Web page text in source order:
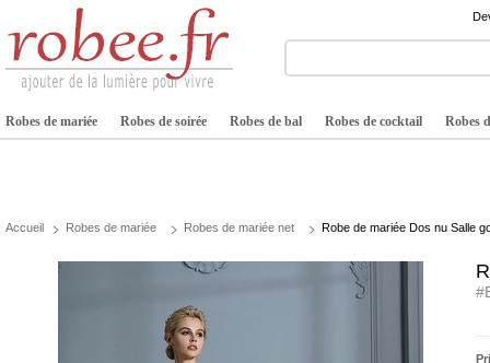
Robes de mariée Robes de soirée Robes de bal Robes de cocktail Robes
Accueil Robes de mariée Robes de mariée net Robe de mariée Dos nu Salle